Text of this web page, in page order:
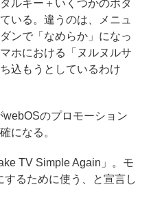
ルキー＋いくつかのボタ
いる。違うのは、メニュ
ンで「なめらか」になっ
ホにおける「ヌルヌルサ
込もうとしているわけ
のプロモーション
になる。
TV Simple Again」。モ
るために使う、と宣言し